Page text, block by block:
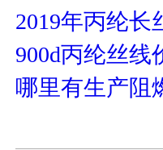
2019年丙纶长
900d丙纶丝线
哪里有生产阻